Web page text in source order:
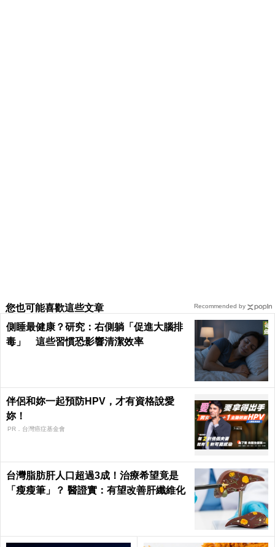
您也可能喜歡這些文章
側睡最健康？研究：右側躺「促進大腦排
毒」 這些習慣恐影響清潔效率
伴侶和妳一起預防HPV，才有資格說愛
妳！
PR．台灣癌症基金會
台灣脂肪肝人口超過3成！治療希望竟是
「瘦瘦筆」？ 醫證實：有望改善肝纖維化
Recommended by